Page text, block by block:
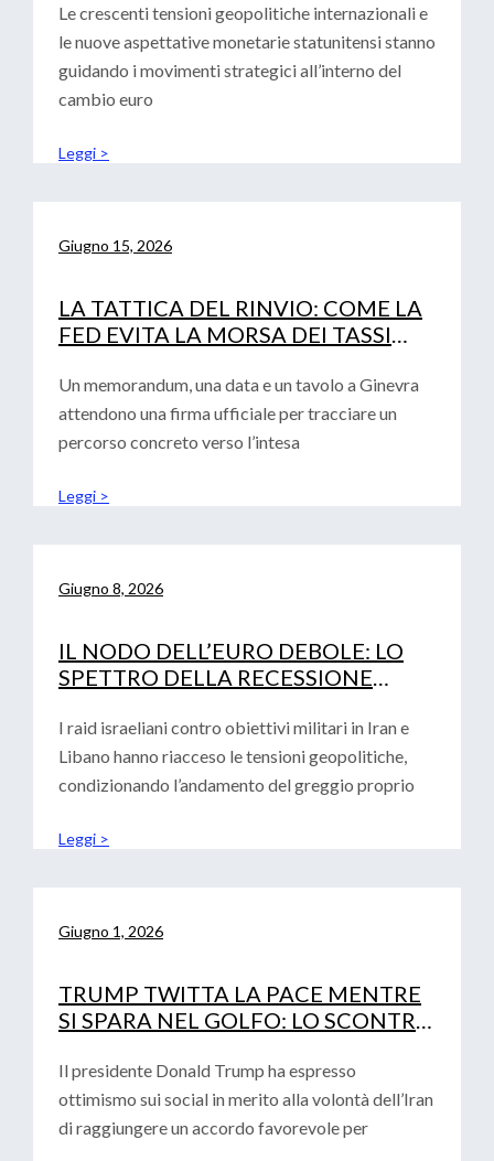
Le crescenti tensioni geopolitiche internazionali e
le nuove aspettative monetarie statunitensi stanno
guidando i movimenti strategici all’interno del
cambio euro
Leggi >
Giugno 15, 2026
LA TATTICA DEL RINVIO: COME LA
FED EVITA LA MORSA DEI TASSI
Un memorandum, una data e un tavolo a Ginevra
attendono una firma ufficiale per tracciare un
percorso concreto verso l’intesa
Leggi >
Giugno 8, 2026
IL NODO DELL’EURO DEBOLE: LO
SPETTRO DELLA RECESSIONE
DI INTERESSE BCE
I raid israeliani contro obiettivi militari in Iran e
Libano hanno riacceso le tensioni geopolitiche,
condizionando l’andamento del greggio proprio
Leggi >
Giugno 1, 2026
TRUMP TWITTA LA PACE MENTRE
SI SPARA NEL GOLFO: LO SCONTRO
DI WARSH
Il presidente Donald Trump ha espresso
ottimismo sui social in merito alla volontà dell’Iran
di raggiungere un accordo favorevole per